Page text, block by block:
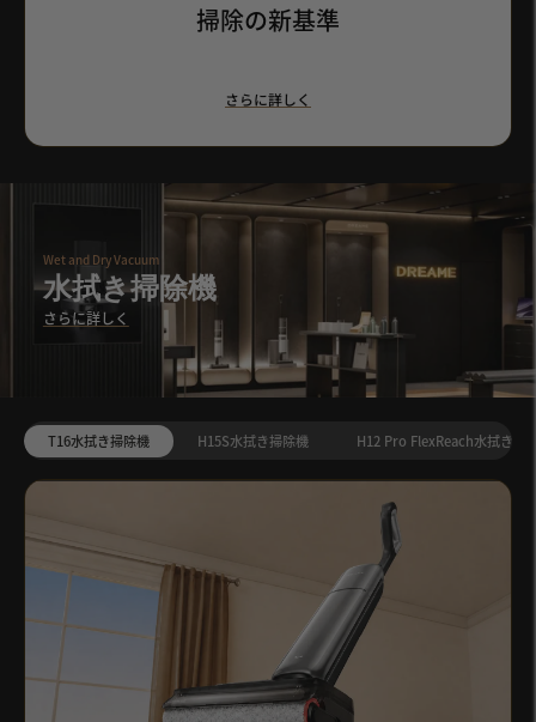
掃除の新基準
さらに詳しく
Wet and Dry Vacuum
水拭き掃除機
さらに詳しく
T16水拭き掃除機 H15S水拭き掃除機 H12 Pro FlexReach水拭き掃